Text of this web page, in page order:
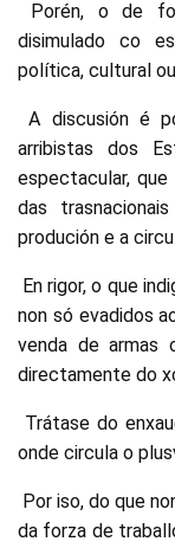
Porén, o de
disimulado co
política, cultural
A discusión é
arribistas dos
espectacular,
das
produción e a
En rigor, o que
non só evadidos
venda de armas
directamente do
Trátase do
onde circula o
Por iso, do que
da forza de